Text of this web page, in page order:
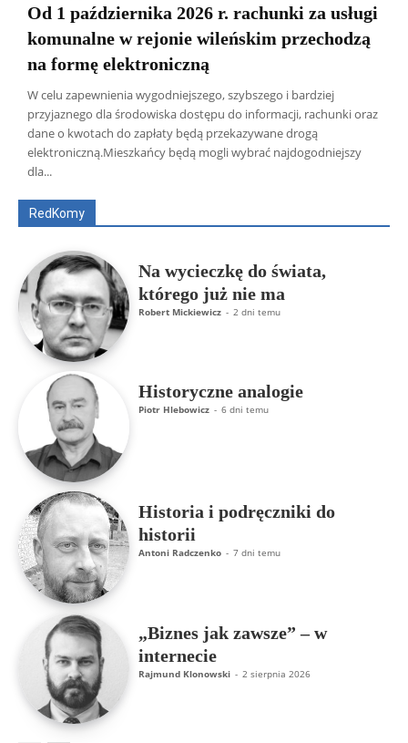
Od 1 października 2026 r. rachunki za usługi
komunalne w rejonie wileńskim przechodzą
na formę elektroniczną
W celu zapewnienia wygodniejszego, szybszego i bardziej
przyjaznego dla środowiska dostępu do informacji, rachunki oraz
dane o kwotach do zapłaty będą przekazywane drogą
elektroniczną.Mieszkańcy będą mogli wybrać najdogodniejszy
dla...
RedKomy
Wszyscy Aleksander Borowik
Antoni Radczenko
Artur Płokszto
Grzegorz Górny
Na wycieczkę do świata,
którego już nie ma
Robert Mickiewicz - 2 dni temu
Historyczne analogie
Piotr Hlebowicz - 6 dni temu
Historia i podręczniki do
historii
Antoni Radczenko - 7 dni temu
„Biznes jak zawsze” – w
internecie
Rajmund Klonowski - 2 sierpnia 2026